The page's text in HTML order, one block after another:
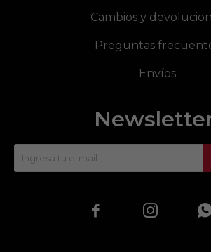
Cambios y
Preguntas
Envíos
 